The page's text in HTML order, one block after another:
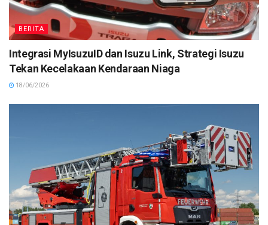
BERITA
Integrasi MyIsuzuID dan Isuzu Link, Strategi Isuzu
Tekan Kecelakaan Kendaraan Niaga
18/06/2026